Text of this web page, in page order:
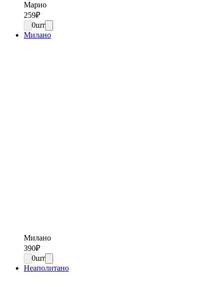
Марио
259₽
0шт
Милано
Милано
390₽
0шт
Неаполитано